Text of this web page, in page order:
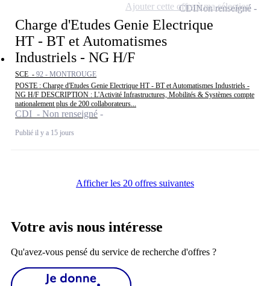
Charge d'Etudes Genie Electrique
HT - BT et Automatismes
Industriels - NG H/F
SCE - 92 - MONTROUGE
POSTE : Charge d'Etudes Genie Electrique HT - BT et Automatismes Industriels -
NG H/F DESCRIPTION : L'Activité Infrastructures, Mobilités & Systèmes compte
nationalement plus de 200 collaborateurs...
CDI - Non renseigné
Publié il y a 15 jours
CDINon renseigné
Ajouter cette offre à ma sélection
Afficher les 20 offres suivantes
Votre avis nous intéresse
Qu'avez-vous pensé du service de recherche d'offres ?